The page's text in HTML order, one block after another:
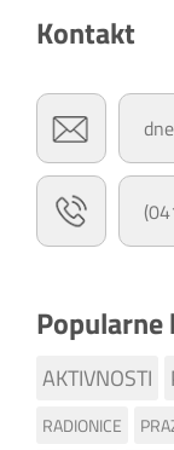
Kontakt
AKTIVNOSTI
RADIONICE